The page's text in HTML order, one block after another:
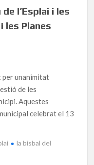
l’Esplai i les
les Planes
per unanimitat
de les
Aquestes
celebrat el 13
la bisbal del